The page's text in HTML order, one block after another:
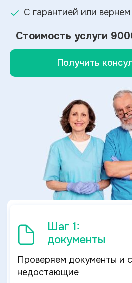
С гарантией или вернем
Стоимость услуги
Получить
Шаг 1:
документы
Проверяем документы и
недостающие